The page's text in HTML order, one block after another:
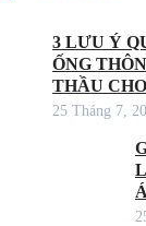
3 LƯU Ý
ỐNG
THẦU
25 Tháng 7,